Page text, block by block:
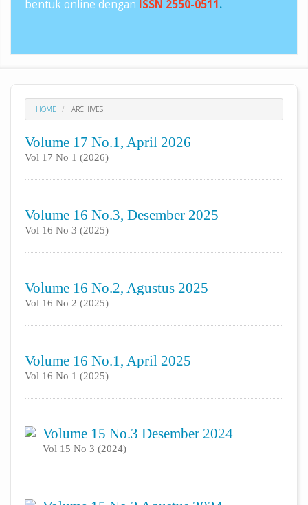
bentuk online denganISSN 2550-0511.
HOME ARCHIVES
Volume 17 No.1, April 2026
Vol 17 No 1 (2026)
Volume 16 No.3, Desember 2025
Vol 16 No 3 (2025)
Volume 16 No.2, Agustus 2025
Vol 16 No 2 (2025)
Volume 16 No.1, April 2025
Vol 16 No 1 (2025)
Volume 15 No.3 Desember 2024
Vol 15 No 3 (2024)